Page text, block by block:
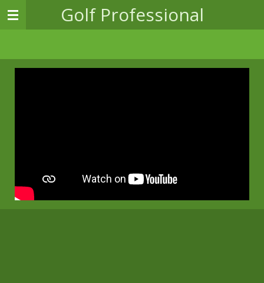
Zum
Hauptinhalt
Golf Professional